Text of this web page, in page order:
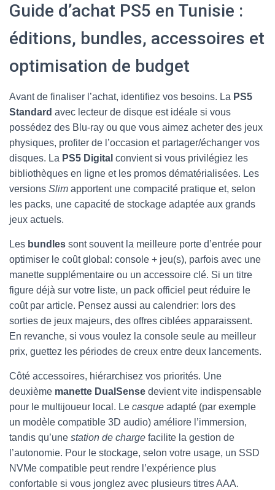
Guide d’achat PS5 en Tunisie :
éditions, bundles, accessoires et
optimisation de budget
Avant de finaliser l’achat, identifiez vos besoins. La PS5
Standard avec lecteur de disque est idéale si vous
possédez des Blu-ray ou que vous aimez acheter des jeux
physiques, profiter de l’occasion et partager/échanger vos
disques. La PS5 Digital convient si vous privilégiez les
bibliothèques en ligne et les promos dématérialisées. Les
versions Slim apportent une compacité pratique et, selon
les packs, une capacité de stockage adaptée aux grands
jeux actuels.
Les bundles sont souvent la meilleure porte d’entrée pour
optimiser le coût global: console + jeu(s), parfois avec une
manette supplémentaire ou un accessoire clé. Si un titre
figure déjà sur votre liste, un pack officiel peut réduire le
coût par article. Pensez aussi au calendrier: lors des
sorties de jeux majeurs, des offres ciblées apparaissent.
En revanche, si vous voulez la console seule au meilleur
prix, guettez les périodes de creux entre deux lancements.
Côté accessoires, hiérarchisez vos priorités. Une
deuxième manette DualSense devient vite indispensable
pour le multijoueur local. Le casque adapté (par exemple
un modèle compatible 3D audio) améliore l’immersion,
tandis qu’une station de charge facilite la gestion de
l’autonomie. Pour le stockage, selon votre usage, un SSD
NVMe compatible peut rendre l’expérience plus
confortable si vous jonglez avec plusieurs titres AAA.